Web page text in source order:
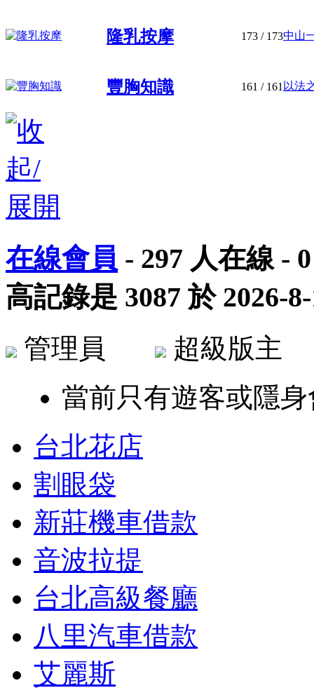
隆乳按摩 173 / 173中山
豐胸知識 161 / 161以法
在線會員 - 297 人在線 - 0
高記錄是 3087 於 2026-
管理員
超級版
當前只有遊客或隱
台北花店
割眼袋
新莊機車借款
音波拉提
台北高級餐廳
八里汽車借款
艾麗斯